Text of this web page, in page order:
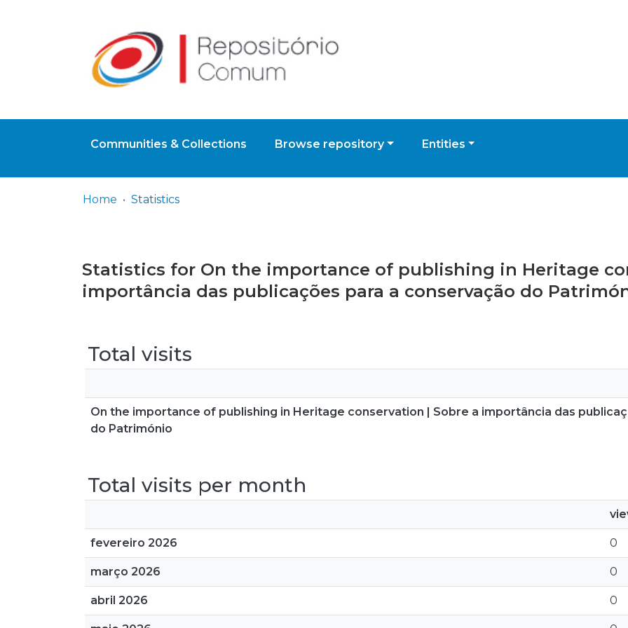
Communities & Collections Browse repository Entities
Home Statistics
Statistics for On the importance of publishing in Heritage
importância das publicações para a conservação do
Total visits
On the importance of publishing in Heritage conservation | Sobre a importância das
do Património
Total visits per month
fevereiro 2026 0
março 2026 0
abril 2026 0